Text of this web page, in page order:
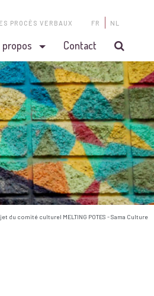
PROCÈS VERBAUX FR NL
propos Contact
du comité culturel MELTING POTES - Sama Culture